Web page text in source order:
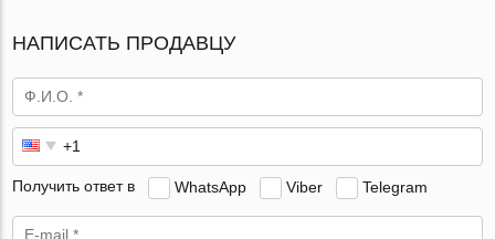
НАПИСАТЬ ПРОДАВЦУ
Получить ответ в WhatsApp Viber Telegram